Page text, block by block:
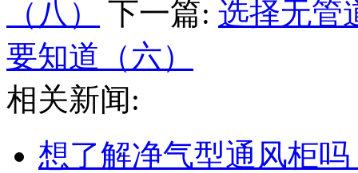
（八）
下一篇: 选择无管
要知道（六）
相关新闻:
想了解净气型通风柜